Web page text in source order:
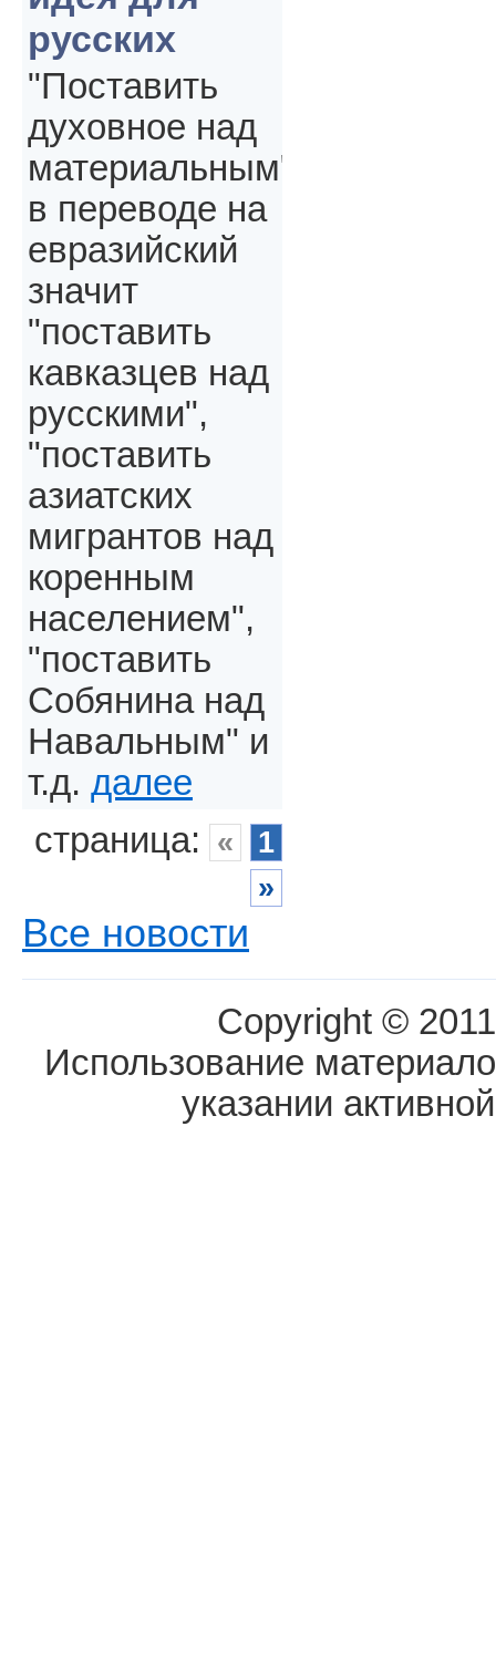
русских
"Поставить
духовное над
материальным"
в переводе на
евразийский
значит
"поставить
кавказцев над
русскими",
"поставить
азиатских
мигрантов над
коренным
населением",
"поставить
Собянина над
Навальным" и
т.д. далее
страница: «
1
»
Все новости
Copyright ©
Использование
указании